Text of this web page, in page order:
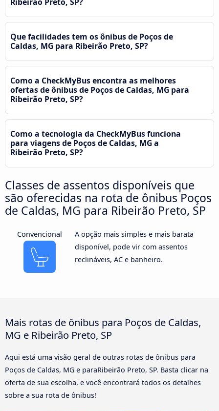
Que facilidades tem os ônibus de Poços de
Caldas, MG para Ribeirão Preto, SP?
Como a CheckMyBus encontra as melhores
ofertas de ônibus de Poços de Caldas, MG para
Ribeirão Preto, SP?
Como a tecnologia da CheckMyBus funciona
para viagens de Poços de Caldas, MG a
Ribeirão Preto, SP?
Classes de assentos disponíveis que
são oferecidas na rota de ônibus Poços
de Caldas, MG para Ribeirão Preto, SP
Convencional
A opção mais simples e mais barata
disponível, pode vir com assentos
reclináveis, AC e banheiro.
Mais rotas de ônibus para Poços de Caldas,
MG e Ribeirão Preto, SP
Aqui está uma visão geral de outras rotas de ônibus para
Poços de Caldas, MG e paraRibeirão Preto, SP. Basta clicar na
oferta de sua escolha, e você encontrará todos os detalhes
sobre a sua rota de ônibus!